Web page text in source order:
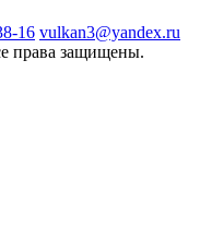
16 vulkan3@yandex.ru
права защищены.